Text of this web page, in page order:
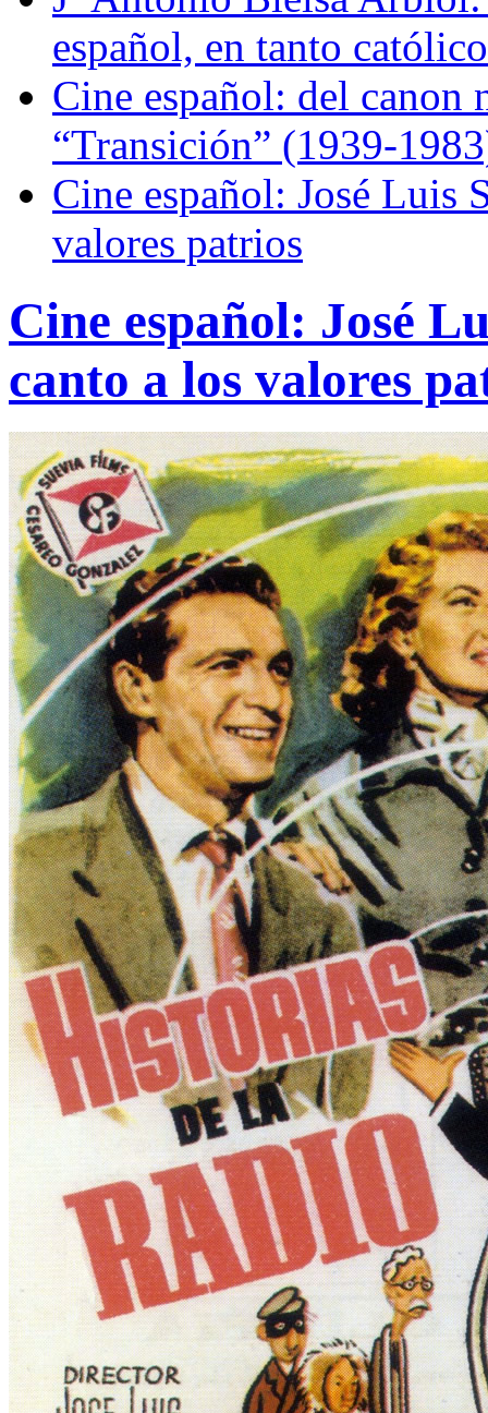
español, en tanto
Cine español: del canon
“Transición” (1939-
Cine español: José Luis
valores patrios
Cine español: José
canto a los valores